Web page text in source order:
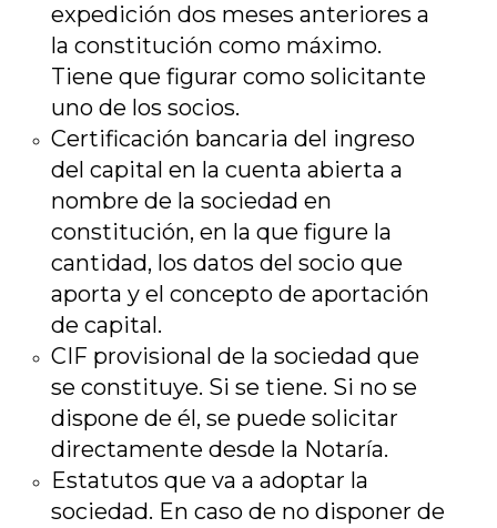
expedición dos meses anteriores a
la constitución como máximo.
Tiene que figurar como solicitante
uno de los socios.
Certificación bancaria del ingreso
del capital en la cuenta abierta a
nombre de la sociedad en
constitución, en la que figure la
cantidad, los datos del socio que
aporta y el concepto de aportación
de capital.
CIF provisional de la sociedad que
se constituye. Si se tiene. Si no se
dispone de él, se puede solicitar
directamente desde la Notaría.
Estatutos que va a adoptar la
sociedad. En caso de no disponer de